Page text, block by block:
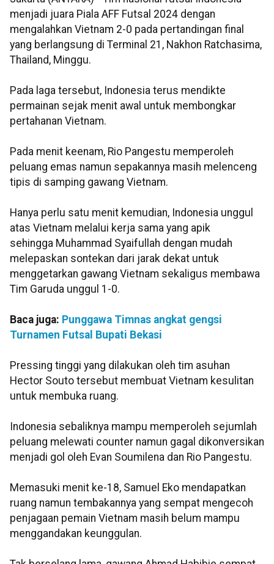
menjadi juara Piala AFF Futsal 2024 dengan
mengalahkan Vietnam 2-0 pada pertandingan final
yang berlangsung di Terminal 21, Nakhon Ratchasima,
Thailand, Minggu.
Pada laga tersebut, Indonesia terus mendikte
permainan sejak menit awal untuk membongkar
pertahanan Vietnam.
Pada menit keenam, Rio Pangestu memperoleh
peluang emas namun sepakannya masih melenceng
tipis di samping gawang Vietnam.
Hanya perlu satu menit kemudian, Indonesia unggul
atas Vietnam melalui kerja sama yang apik
sehingga Muhammad Syaifullah dengan mudah
melepaskan sontekan dari jarak dekat untuk
menggetarkan gawang Vietnam sekaligus membawa
Tim Garuda unggul 1-0.
Baca juga: Punggawa Timnas angkat gengsi
Turnamen Futsal Bupati Bekasi
Pressing tinggi yang dilakukan oleh tim asuhan
Hector Souto tersebut membuat Vietnam kesulitan
untuk membuka ruang.
Indonesia sebaliknya mampu memperoleh sejumlah
peluang melewati counter namun gagal dikonversikan
menjadi gol oleh Evan Soumilena dan Rio Pangestu.
Memasuki menit ke-18, Samuel Eko mendapatkan
ruang namun tembakannya yang sempat mengecoh
penjagaan pemain Vietnam masih belum mampu
menggandakan keunggulan.